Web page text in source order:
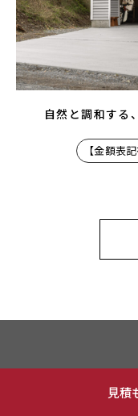
自然と調和する
【金額表記
見積